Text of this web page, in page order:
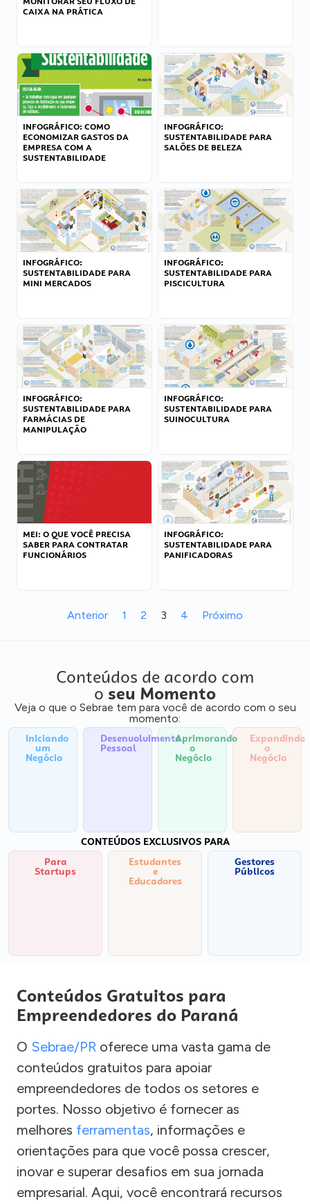
CAIXA NA PRÁTICA
INFOGRÁFICO: COMO
ECONOMIZAR GASTOS DA
EMPRESA COM A
SUSTENTABILIDADE
INFOGRÁFICO:
SUSTENTABILIDADE PARA
SALÕES DE BELEZA
INFOGRÁFICO:
SUSTENTABILIDADE PARA
MINI MERCADOS
INFOGRÁFICO:
SUSTENTABILIDADE PARA
PISCICULTURA
INFOGRÁFICO:
SUSTENTABILIDADE PARA
FARMÁCIAS DE
MANIPULAÇÃO
INFOGRÁFICO:
SUSTENTABILIDADE PARA
SUINOCULTURA
MEI: O QUE VOCÊ PRECISA
SABER PARA CONTRATAR
FUNCIONÁRIOS
INFOGRÁFICO:
SUSTENTABILIDADE PARA
PANIFICADORAS
Anterior 1 2 3 4 Próximo
Conteúdos de acordo com
o seu Momento
Veja o que o Sebrae tem para você de acordo com o seu
momento:
Iniciando
um
Negócio
Desenvolvimento
Pessoal
Aprimorando
o
Negócio
Expandindo
o
Negócio
CONTEÚDOS EXCLUSIVOS PARA
Para
Startups
Estudantes
e
Educadores
Gestores
Públicos
Conteúdos Gratuitos para
Empreendedores do Paraná
O Sebrae/PR oferece uma vasta gama de
conteúdos gratuitos para apoiar
empreendedores de todos os setores e
portes. Nosso objetivo é fornecer as
melhores ferramentas, informações e
orientações para que você possa crescer,
inovar e superar desafios em sua jornada
empresarial. Aqui, você encontrará recursos